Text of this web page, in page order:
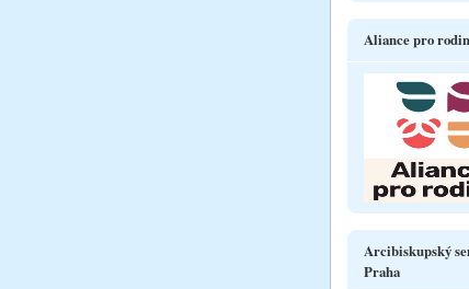
Aliance pro
Arcibiskupský
Praha